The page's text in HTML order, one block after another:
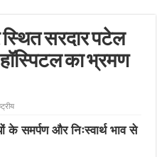
स्थित सरदार पटेल
का भ्रमण
के समर्पण और निःस्वार्थ भाव से